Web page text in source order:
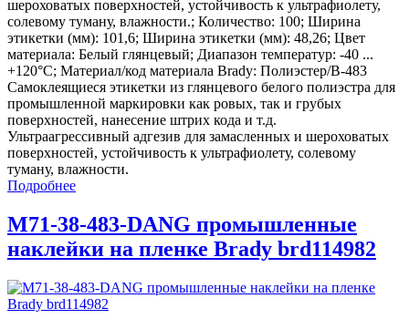
шероховатых поверхностей, устойчивость к ультрафиолету,
солевому туману, влажности.; Количество: 100; Ширина
этикетки (мм): 101,6; Ширина этикетки (мм): 48,26; Цвет
материала: Белый глянцевый; Диапазон температур: -40 ...
+120°С; Материал/код материала Brady: Полиэстер/В-483
Самоклеящиеся этикетки из глянцевого белого полиэстра для
промышленной маркировки как ровых, так и грубых
поверхностей, нанесение штрих кода и т.д.
Ультраагрессивный адгезив для замасленных и шероховатых
поверхностей, устойчивость к ультрафиолету, солевому
туману, влажности.
Подробнее
M71-38-483-DANG промышленные
наклейки на пленке Brady brd114982